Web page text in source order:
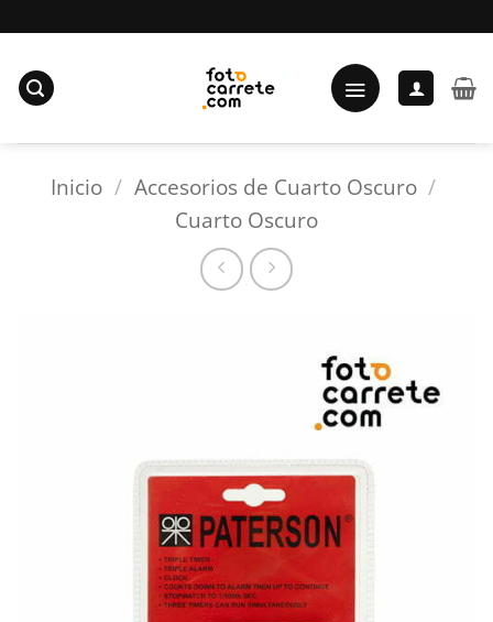
al
contenido
Inicio / Accesorios de Cuarto Oscuro /
Cuarto Oscuro